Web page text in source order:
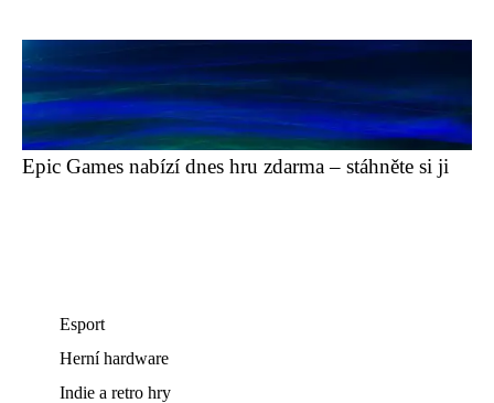
Epic Games nabízí dnes hru zdarma – stáhněte si ji
Esport
Herní hardware
Indie a retro hry